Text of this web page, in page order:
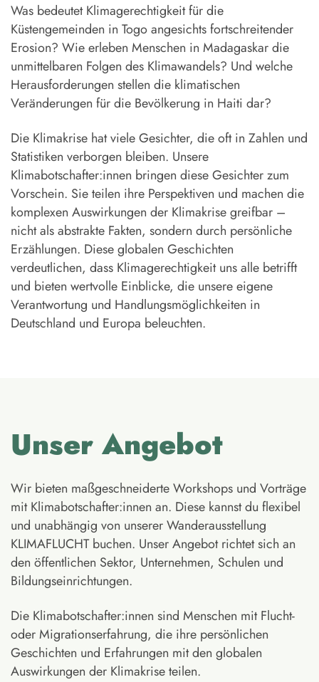
Was bedeutet Klimagerechtigkeit für die
Küstengemeinden in Togo angesichts fortschreitender
Erosion? Wie erleben Menschen in Madagaskar die
unmittelbaren Folgen des Klimawandels? Und welche
Herausforderungen stellen die klimatischen
Veränderungen für die Bevölkerung in Haiti dar?
Die Klimakrise hat viele Gesichter, die oft in Zahlen und
Statistiken verborgen bleiben. Unsere
Klimabotschafter:innen bringen diese Gesichter zum
Vorschein. Sie teilen ihre Perspektiven und machen die
komplexen Auswirkungen der Klimakrise greifbar –
nicht als abstrakte Fakten, sondern durch persönliche
Erzählungen. Diese globalen Geschichten
verdeutlichen, dass Klimagerechtigkeit uns alle betrifft
und bieten wertvolle Einblicke, die unsere eigene
Verantwortung und Handlungsmöglichkeiten in
Deutschland und Europa beleuchten.
Unser Angebot
Wir bieten maßgeschneiderte Workshops und Vorträge
mit Klimabotschafter:innen an. Diese kannst du flexibel
und unabhängig von unserer Wanderausstellung
KLIMAFLUCHT buchen. Unser Angebot richtet sich an
den öffentlichen Sektor, Unternehmen, Schulen und
Bildungseinrichtungen.
Die Klimabotschafter:innen sind Menschen mit Flucht-
oder Migrationserfahrung, die ihre persönlichen
Geschichten und Erfahrungen mit den globalen
Auswirkungen der Klimakrise teilen.